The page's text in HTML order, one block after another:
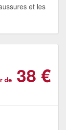
et les
de 38 €